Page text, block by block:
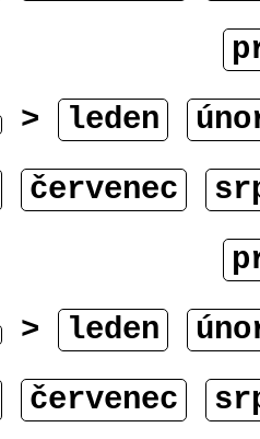
> leden
červenec
> leden
červenec